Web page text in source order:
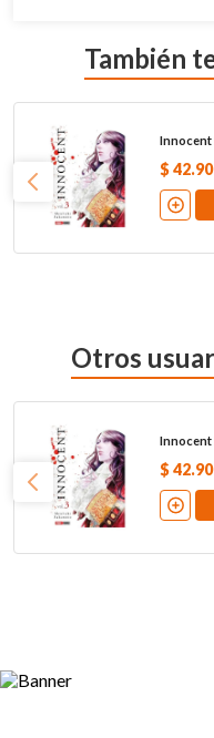
También
Innocent
$ 42.
Otros
Innocent
$ 42.